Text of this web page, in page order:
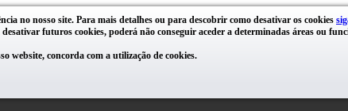
no nosso site. Para mais detalhes ou para descobrir como desativar os cookies
futuros cookies, poderá não conseguir aceder a determinadas áreas ou
website, concorda com a utilização de cookies.